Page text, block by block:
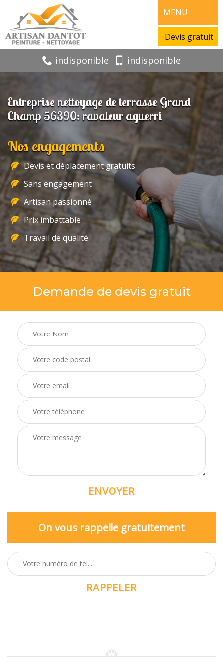
MENU
Devis gratuit
indisponible indisponible
Entreprise nettoyage de terrasse Grand
Champ 56390: ravaleur aguerri
Nos engagements
Devis et déplacement gratuits
Sans engagement
Artisan passionné
Prix imbattable
Travail de qualité
Demande de devis gratuit
On vous rappelle gratuitement